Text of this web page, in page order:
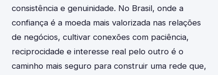
consistência e genuinidade. No Brasil, onde a
confiança é a moeda mais valorizada nas relações
de negócios, cultivar conexões com paciência,
reciprocidade e interesse real pelo outro é o
caminho mais seguro para construir uma rede que,